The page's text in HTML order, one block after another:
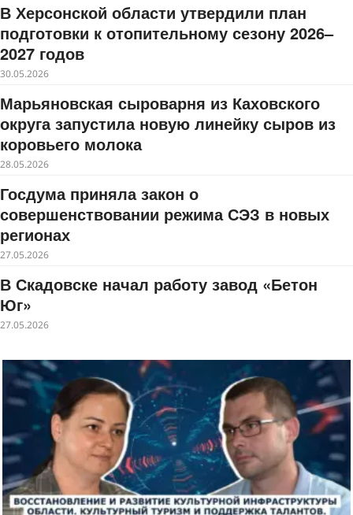
В Херсонской области утвердили план
подготовки к отопительному сезону 2026–
2027 годов
30.05.2026
Марьяновская сыроварня из Каховского
округа запустила новую линейку сыров из
коровьего молока
28.05.2026
Госдума приняла закон о
совершенствовании режима СЭЗ в новых
регионах
27.05.2026
В Скадовске начал работу завод «Бетон
Юг»
27.05.2026